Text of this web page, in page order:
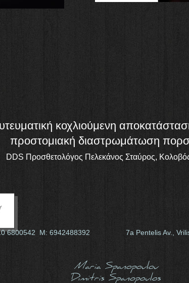
κοχλιούμενη
προστομιακή διαστρωμάτωση
DDS Προσθετολόγος Πελεκάνος Σταύρος,
6800542 Μ: 6942488392 7a Pentelis Av.,
Maria Spanopoulou
Dimitris Spanopoulos